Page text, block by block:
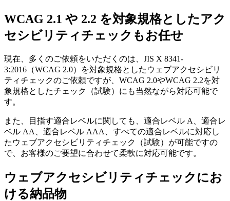
WCAG 2.1 や 2.2 を対象規格としたアク
セシビリティチェックもお任せ
現在、多くのご依頼をいただくのは、JIS X 8341-
3:2016（WCAG 2.0）を対象規格としたウェブアクセシビリ
ティチェックのご依頼ですが、WCAG 2.0やWCAG 2.2を対
象規格としたチェック（試験）にも当然ながら対応可能で
す。
また、目指す適合レベルに関しても、適合レベル A、適合レ
ベル AA、適合レベル AAA、すべての適合レベルに対応し
たウェブアクセシビリティチェック（試験）が可能ですの
で、お客様のご要望に合わせて柔軟に対応可能です。
ウェブアクセシビリティチェックにお
ける納品物